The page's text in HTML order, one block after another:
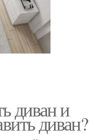
диван и
диван?